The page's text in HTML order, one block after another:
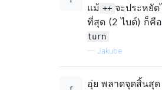
แม้ ++ จะประหยั
ที่สุด (2 ไบต์) ก็คือ
turn
— Jakube
อุ่ย พลาดจุดสิ้นสุด